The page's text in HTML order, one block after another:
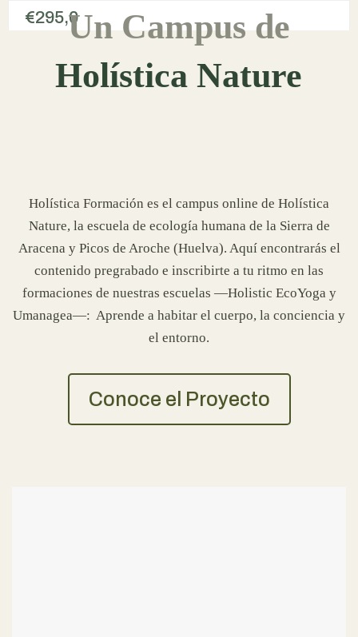
€295,0
€750,0
Un Campus de
Holística Nature
Holística Formación es el campus online de Holística
Nature, la escuela de ecología humana de la Sierra de
Aracena y Picos de Aroche (Huelva). Aquí encontrarás el
contenido pregrabado e inscribirte a tu ritmo en las
formaciones de nuestras escuelas —Holistic EcoYoga y
Umanagea—: Aprende a habitar el cuerpo, la conciencia y
el entorno.
Conoce el Proyecto